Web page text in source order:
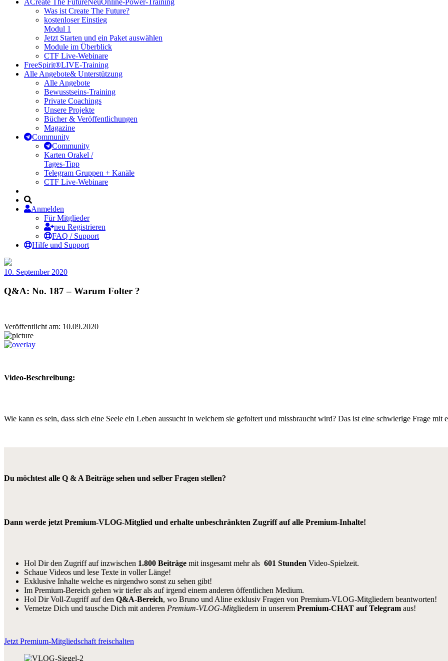
Was ist Create The Future?
kostenloser Einstieg
Modul 1
Jetzt Starten und ein Paket auswählen
Module im Überblick
CTF Live-Webinare
FreeSpirit®LIVE-Training
Alle Angebote& Unterstützung
Alle Angebote
Bewusstseins-Training
Private Coachings
Unsere Projekte
Bücher & Veröffentlichungen
Magazine
Community
Community
Karten Orakel /
Tages-Tipp
Telegram Gruppen + Kanäle
CTF Live-Webinare
Anmelden
Für Mitglieder
neu Registrieren
FAQ / Support
Hilfe und Support
10. September 2020
Q&A: No. 187 – Warum Folter ?
Veröffentlicht am: 10.09.2020
Video-Beschreibung:
Wie kann es sein, dass sich eine Seele ein Leben aussucht in welchem sie gefoltert und missbraucht wird? Das ist eine schwierige Frage mit
Du möchtest alle Q & A Beiträge sehen und selber Fragen stellen?
Dann werde jetzt Premium-VLOG-Mitglied und erhalte unbeschränkten Zugriff auf alle Premium-Inhalte!
Hol Dir den Zugriff auf inzwischen 1.800 Beiträge mit insgesamt mehr als 601 Stunden Video-Spielzeit.
Schaue Videos und lese Texte in voller Länge!
Exklusive Inhalte welche es nirgendwo sonst zu sehen gibt!
Im Premium-Bereich gehen wir tiefer als auf irgend einem anderen öffentlichen Medium.
Hol Dir Voll-Zugriff auf den Q&A-Bereich, wo Bruno und Aline exklusiv Fragen von Premium-VLOG-Mitgliedern beantworten!
Vernetze Dich und tausche Dich mit anderen Premium-VLOG-Mitgliedern in unserem Premium-CHAT auf Telegram aus!
Jetzt Premium-Mitgliedschaft freischalten